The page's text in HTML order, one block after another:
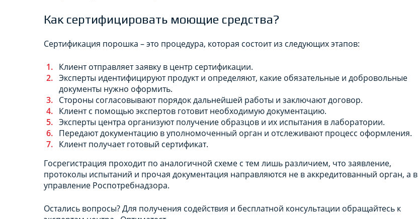
Как сертифицировать моющие средства?
Сертификация порошка – это процедура, которая состоит из следующих этапов:
Клиент отправляет заявку в центр сертификации.
Эксперты идентифицируют продукт и определяют, какие обязательные и добровольные
документы нужно оформить.
Стороны согласовывают порядок дальнейшей работы и заключают договор.
Клиент с помощью экспертов готовит необходимую документацию.
Эксперты центра организуют получение образцов и их испытания в лаборатории.
Передают документацию в уполномоченный орган и отслеживают процесс оформления.
Клиент получает готовый сертификат.
Госрегистрация проходит по аналогичной схеме с тем лишь различием, что заявление,
протоколы испытаний и прочая документация направляются не в аккредитованный орган, а в
управление Роспотребнадзора.
Остались вопросы? Для получения содействия и бесплатной консультации обращайтесь к